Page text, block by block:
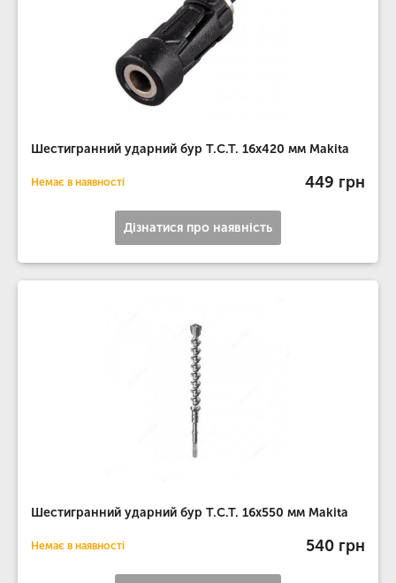
Шестигранний ударний бур T.C.T. 16х420 мм Makita
Немає в наявності 449 грн
Дізнатися про наявність
Шестигранний ударний бур T.C.T. 16х550 мм Makita
Немає в наявності 540 грн